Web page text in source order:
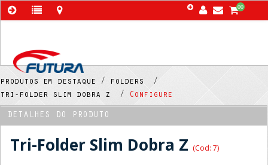
00
produtos em destaque /
folders /
tri-folder slim dobra z /
Configure
DETALHES DO PRODUTO
Tri-Folder Slim Dobra Z (Cod: 7)